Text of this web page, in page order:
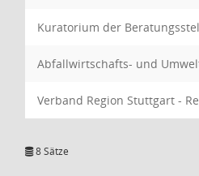
Kuratorium der
Abfallwirtschafts- und
Verband Region Stuttgart -
8 Sätze